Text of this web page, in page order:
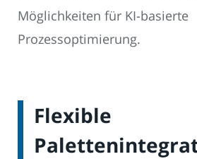
Möglichkeiten für KI-basierte
Prozessoptimierung.
Flexible